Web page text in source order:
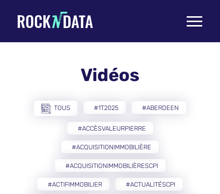
Toggle
Vidéos
TOUS #1T2025 #ABERDEEN
#ACCÈSVALEURPIERRE
#ACQUISITIONIMMOBILIÈRE
#ACQUISITIONIMMOBILIÈRESCPI
#ACTIFIMMOBILIER #ACTUALITÉSCPI